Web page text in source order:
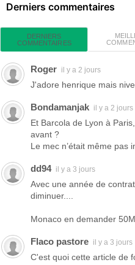
Derniers commentaires
DERNIERS
COMMENTAIRES
Roger il y a 2 jours
J'adore henrique mais
Bondamanjak il y a 2 jours
Et Barcola de Lyon à
avant ?
Le mec n’était même pas
dd94 il y a 3 jours
Avec une année de
diminuer....
Monaco en demander
Flaco pastore il y a 3 jours
C'est quoi cette article de